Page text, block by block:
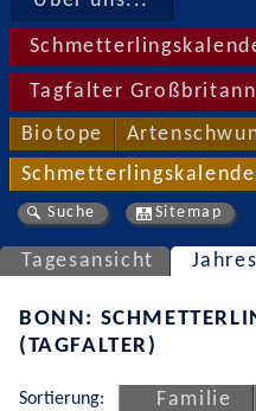
Tagfalter
Biotope
Suche Sitemap
Tagesansicht
BONN:
(TAGFALTER)
Sortierung: Familie